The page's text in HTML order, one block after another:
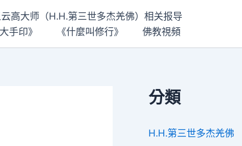
高大师（H.H.第三世多杰羌佛）相关报导
手印》 《什麼叫修行》 佛教視頻
分類
H.H.第三世多杰羌佛